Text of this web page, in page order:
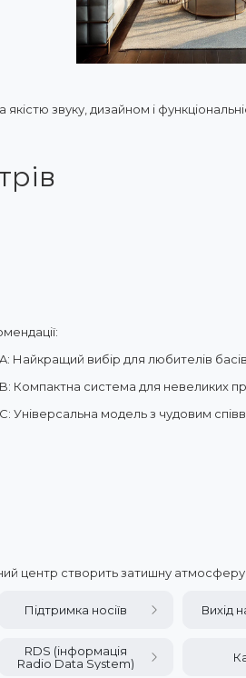
звуку, дизайном і
Найкращий вибір для любителів басів
Компактна система для невеликих
Універсальна модель з чудовим
центр створить затишну
Підтримка носіїв Вихід
RDS (інформація
Radio Data System)